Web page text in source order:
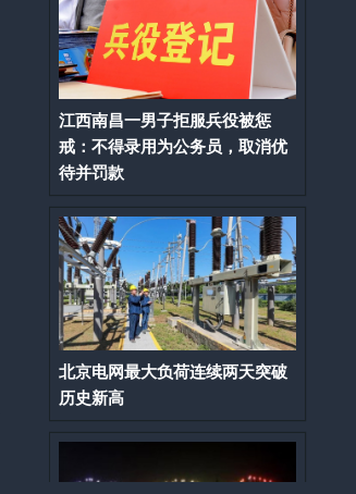
江西南昌一男子拒服兵役被惩
戒：不得录用为公务员，取消优
待并罚款
北京电网最大负荷连续两天突破
历史新高